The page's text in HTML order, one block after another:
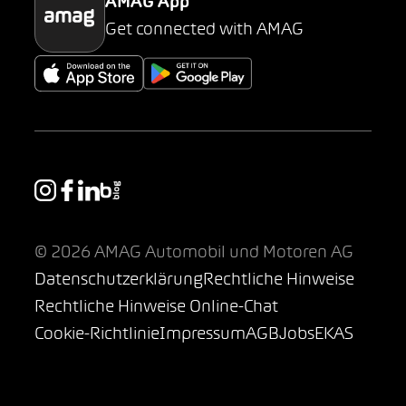
AMAG App
Get connected with AMAG
© 2026 AMAG Automobil und Motoren AG
DatenschutzerklärungRechtliche Hinweise
Rechtliche Hinweise Online-Chat
Cookie-RichtlinieImpressumAGBJobsEKAS